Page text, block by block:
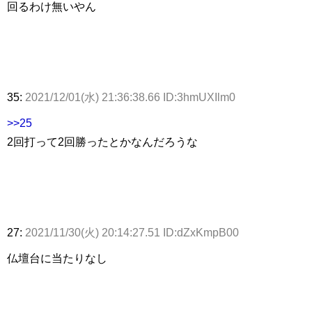
回るわけ無いやん
35: 2021/12/01(水) 21:36:38.66 ID:3hmUXIlm0
>>25
2回打って2回勝ったとかなんだろうな
27: 2021/11/30(火) 20:14:27.51 ID:dZxKmpB00
仏壇台に当たりなし